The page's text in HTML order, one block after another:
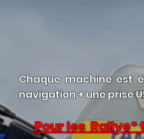
Chaque machine est
navigation + une prise
Pour les